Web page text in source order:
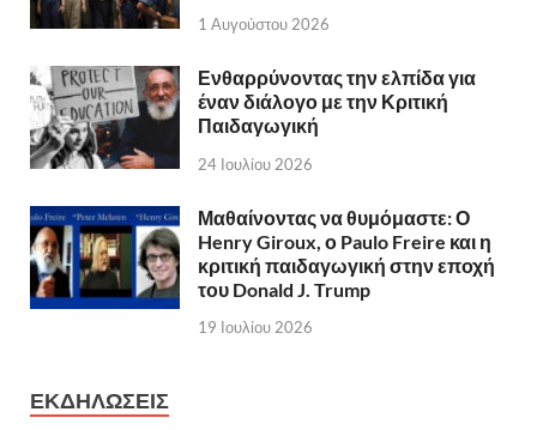
1 Αυγούστου 2026
Ενθαρρύνοντας την ελπίδα για
έναν διάλογο με την Κριτική
Παιδαγωγική
24 Ιουλίου 2026
Μαθαίνοντας να θυμόμαστε: Ο
Henry Giroux, ο Paulo Freire και η
κριτική παιδαγωγική στην εποχή
του Donald J. Trump
19 Ιουλίου 2026
ΕΚΔΗΛΩΣΕΙΣ